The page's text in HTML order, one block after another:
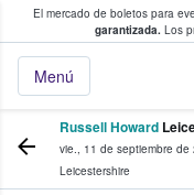
El mercado de boletos para
garantizada. Los
Menú
fans
Russell Howard
vie., 11 de septiembre de
Leicestershire